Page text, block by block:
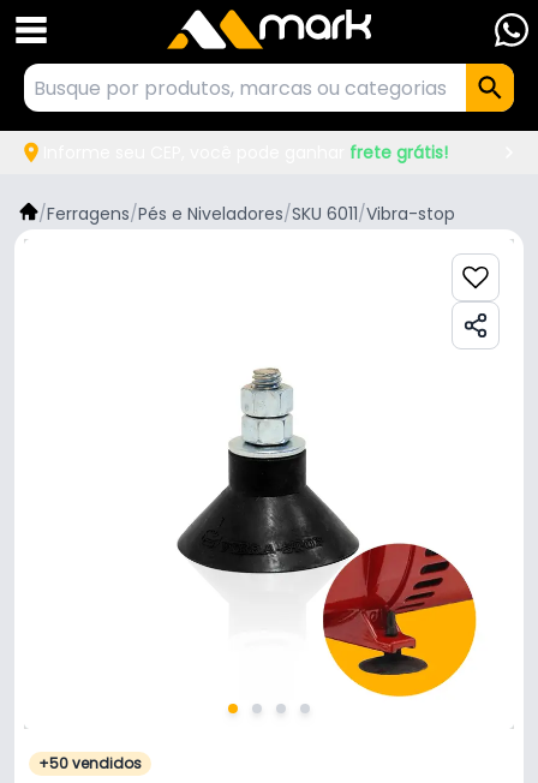
frete grátis!
/Ferragens/Pés e Niveladores/SKU 6011/Vibra-stop
+50 vendidos